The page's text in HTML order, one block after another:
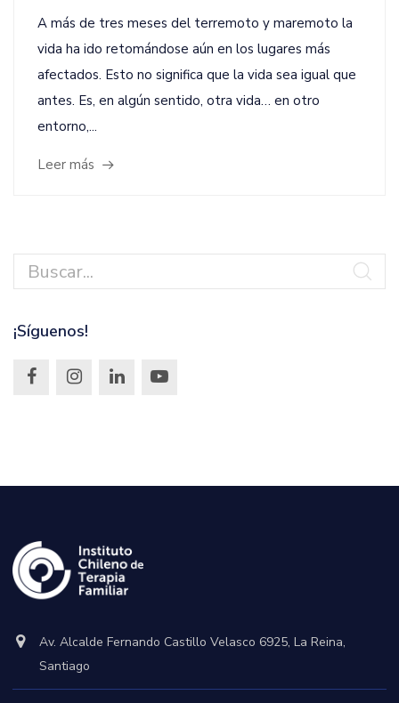
A más de tres meses del terremoto y maremoto la
vida ha ido retomándose aún en los lugares más
afectados. Esto no significa que la vida sea igual que
antes. Es, en algún sentido, otra vida… en otro
entorno,...
Leer más
¡Síguenos!
Av. Alcalde Fernando Castillo Velasco 6925, La Reina,
Santiago